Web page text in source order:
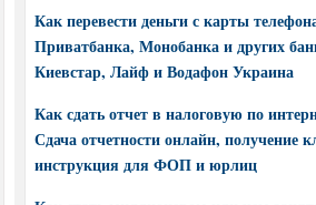
Как перевести деньги с карты
Приватбанка, Монобанка и других
Киевстар, Лайф и Водафон Украина
Как сдать отчет в налоговую по
Сдача отчетности онлайн, получение
инструкция для ФОП и юрлиц